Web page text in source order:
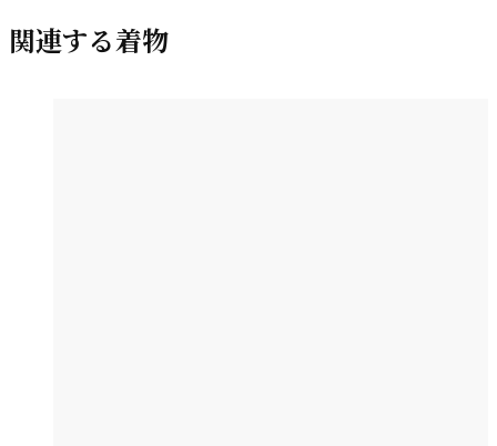
関連する着物